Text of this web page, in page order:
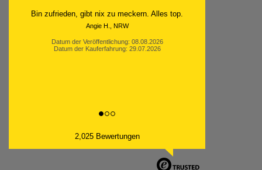
Schnell. Zuverlässig. Klasse.
Datum der Veröffentlichung: 05.08.2026
Datum der Kauferfahrung: 29.07.2026
2,025 Bewertungen